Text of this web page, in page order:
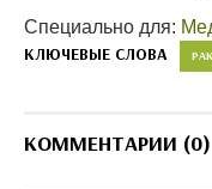
Специально для:
КЛЮЧЕВЫЕ СЛОВА
КОММЕНТАРИИ (0)